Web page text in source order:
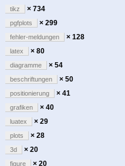
tikz × 734
pgfplots × 299
fehler-meldungen × 128
latex × 80
diagramme × 54
beschriftungen × 50
positionierung × 41
grafiken × 40
luatex × 29
plots × 28
3d × 20
figure × 20